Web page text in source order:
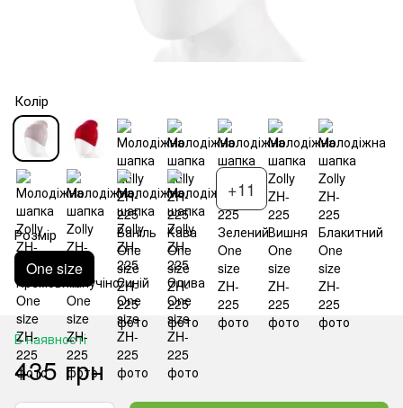
Колір
+11
Розмір
One size
В наявності
435 грн